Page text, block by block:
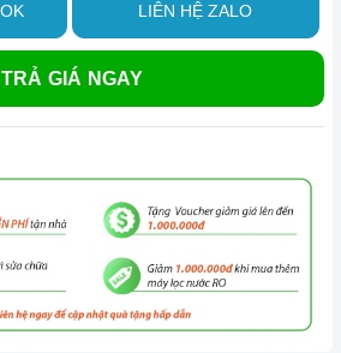
LIÊN HỆ ZALO
TRẢ GIÁ NGAY